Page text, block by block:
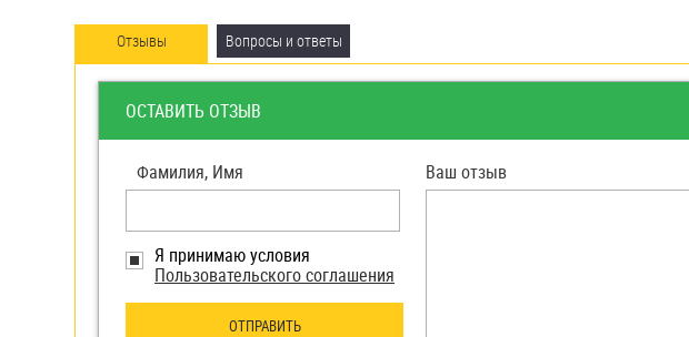
Оснастка и аксессуары для
яхт
Пробки
Такелаж
Отзывы Вопросы и ответы
ОСТАВИТЬ ОТЗЫВ
Фамилия, Имя
Я принимаю условия
Пользовательского соглашения
ОТПРАВИТЬ
Ваш отзыв